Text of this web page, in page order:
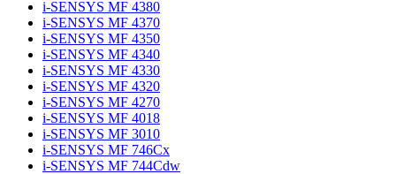
i-SENSYS MF 4380
i-SENSYS MF 4370
i-SENSYS MF 4350
i-SENSYS MF 4340
i-SENSYS MF 4330
i-SENSYS MF 4320
i-SENSYS MF 4270
i-SENSYS MF 4018
i-SENSYS MF 3010
i-SENSYS MF 746Cx
i-SENSYS MF 744Cdw